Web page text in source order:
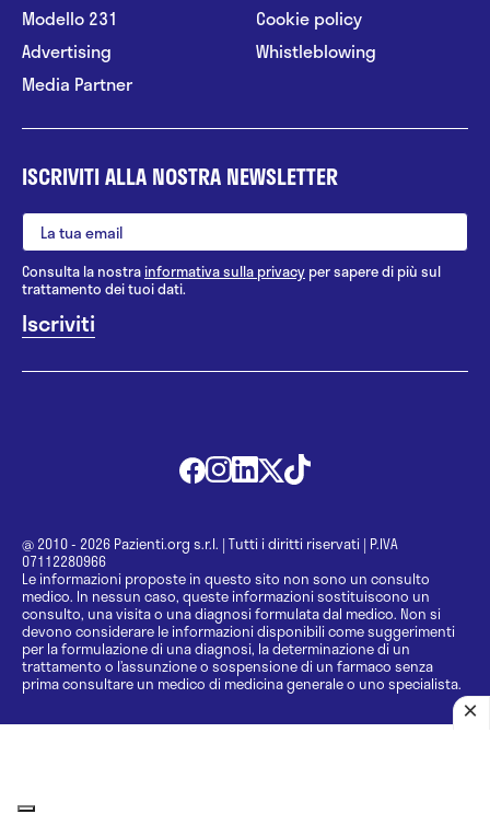
Modello 231
Advertising
Media Partner
Cookie policy
Whistleblowing
ISCRIVITI ALLA NOSTRA NEWSLETTER
Consulta la nostrainformativa sulla privacy per sapere di più sul
trattamento dei tuoi dati.
@ 2010 - 2026 Pazienti.org s.r.l. | Tutti i diritti riservati | P.IVA
07112280966
Le informazioni proposte in questo sito non sono un consulto
medico. In nessun caso, queste informazioni sostituiscono un
consulto, una visita o una diagnosi formulata dal medico. Non si
devono considerare le informazioni disponibili come suggerimenti
per la formulazione di una diagnosi, la determinazione di un
trattamento o l’assunzione o sospensione di un farmaco senza
prima consultare un medico di medicina generale o uno specialista.